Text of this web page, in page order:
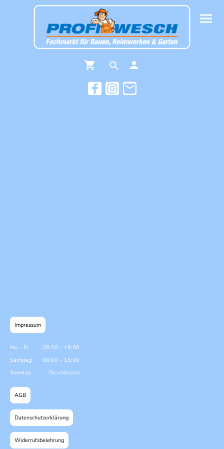
Impressum
Mo – Fr 08:00 – 19:00
Samstag
08:00 – 16:00
Sonntag
Geschlossen
AGB
Datenschutzerklärung
Widerrufsbelehrung